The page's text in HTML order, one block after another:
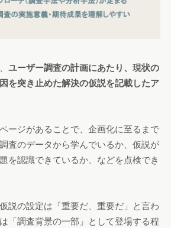
ユーザー調査の計画にあたり、現状の
を突き止めた解決の仮説を記載したア
ージがあることで、企画化に至るまで
査のデータから学んでいるか、仮説が
を認識できているか、などを点検でき
説の設定は「重要だ、重要だ」と言わ
「調査背景の一部」として登場する程